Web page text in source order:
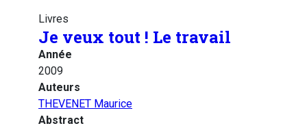
Livres
Je veux tout ! Le travail
Année
2009
Auteurs
THEVENET Maurice
Abstract